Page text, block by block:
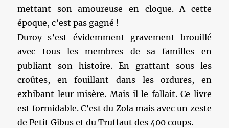
mettant son amoureuse en cloque. A cette
époque, c’est pas gagné !
Duroy s’est évidemment gravement brouillé
avec tous les membres de sa familles en
publiant son histoire. En grattant sous les
croûtes, en fouillant dans les ordures, en
exhibant leur misère. Mais il le fallait. Ce livre
est formidable. C’est du Zola mais avec un zeste
de Petit Gibus et du Truffaut des 400 coups.